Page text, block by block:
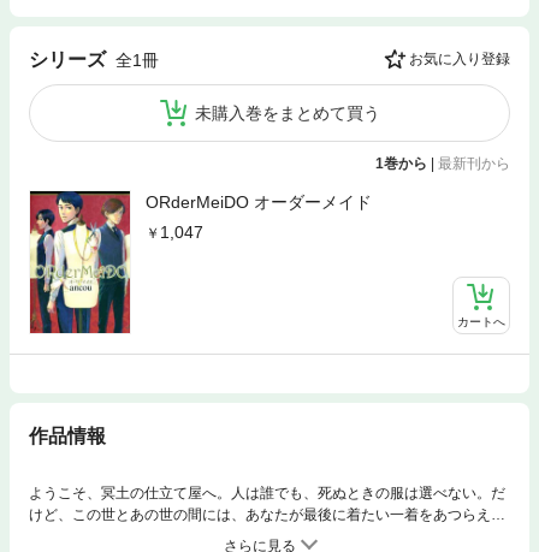
シリーズ 全1冊 お気に入り登録
未購入巻をまとめて買う
1巻から | 最新刊から
ORderMeiDO オーダーメイド
1,047
カートへ
作品情報
ようこそ、冥土の仕立て屋へ。人は誰でも、死ぬときの服は選べない。だ
けど、この世とあの世の間には、あなたが最後に着たい一着をあつらえて
くれる、不思議な仕立て屋さんがあるんです。ふしぎで、せつなくて、ち